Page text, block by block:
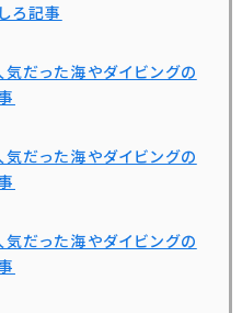
ろ記事
だった海やダイビングの
だった海やダイビングの
だった海やダイビングの